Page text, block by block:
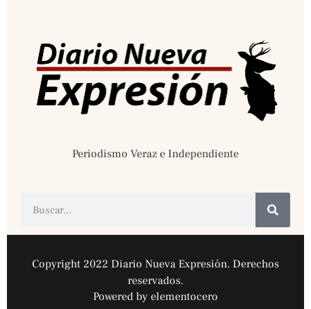
Periodismo Veraz e Independiente
Copyright 2022 Diario Nueva Expresión. Derechos
reservados.
Powered by elementocero